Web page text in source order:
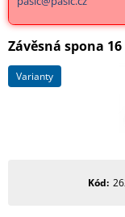
Závěsná spona
varianty
Kód